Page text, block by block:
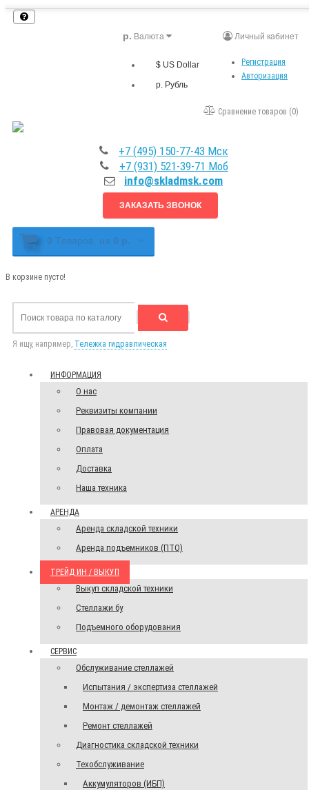
Личный кабинет
Регистрация
Авторизация
р. Валюта
$ US Dollar
р. Рубль
Сравнение товаров (0)
+7 (495) 150-77-43 Мск
+7 (931) 521-39-71 Моб
info@skladmsk.com
ЗАКАЗАТЬ ЗВОНОК
0 Tоваров, на 0 р.
В корзине пусто!
Я ищу, например, Тележка гидравлическая
ИНФОРМАЦИЯ
О нас
Реквизиты компании
Правовая документация
Оплата
Доставка
Наша техника
АРЕНДА
Аренда складской техники
Аренда подъемников (ПТО)
ТРЕЙД ИН / ВЫКУП
Выкуп складской техники
Стеллажи бу
Подъемного оборудования
СЕРВИС
Обслуживание стеллажей
Испытания / экспертиза стеллажей
Монтаж / демонтаж стеллажей
Ремонт стеллажей
Диагностика складской техники
Техобслуживание
Аккумуляторов (ИБП)